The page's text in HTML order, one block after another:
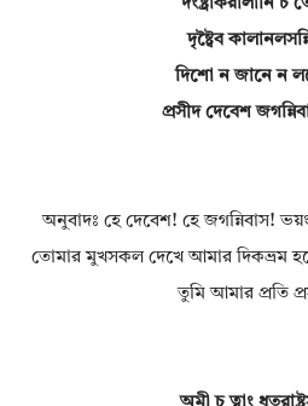
দংষ্ট্রাকরালানি চ
দৃষ্ট্বৈব
দিশো ন জানে ন
প্রসীদ দেবেশ
অনুবাদঃ হে দেবেশ! হে জগন্নিবাস!
তোমার মুখসকল দেখে আমার দিকভ্রম
তুমি আমার প্রতি